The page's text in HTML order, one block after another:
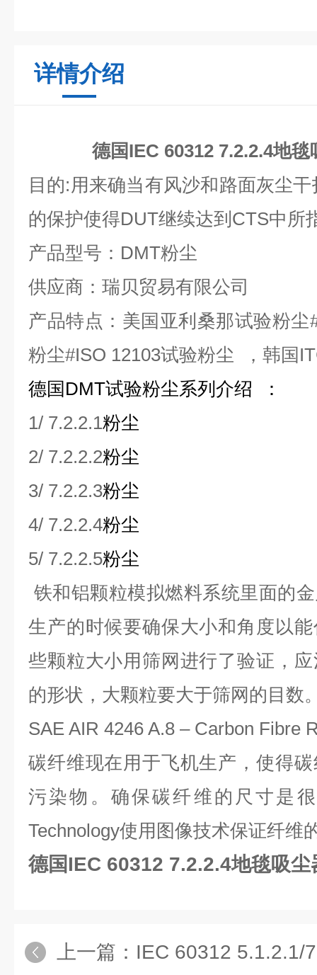
详情介绍
德国IEC 60312 7.2.2.4地
目的:用来确当有风沙和路面灰尘
的保护使得DUT继续达到CTS中所
产品型号：DMT粉尘
供应商：瑞贝贸易有限公司
产品特点：美国亚利桑那试验粉尘
粉尘#ISO 12103试验粉尘
，韩国
德国DMT试验粉尘系列介绍 ：
1/ 7.2.2.1粉尘
2/ 7.2.2.2粉尘
3/ 7.2.2.3粉尘
4/ 7.2.2.4粉尘
5/ 7.2.2.5粉尘
铁和铝颗粒模拟燃料系统里面的
生产的时候要确保大小和角度以
些颗粒大小用筛网进行了验证，
的形状，大颗粒要大于筛网的目数
SAE AIR 4246 A.8 – Carbon Fibre
碳纤维现在用于飞机生产，使得
污染物。确保碳纤维的尺寸是
Technology使用图像技术保证纤维
德国IEC 60312 7.2.2.4地毯吸尘
上一篇： IEC 60312 5.1.2.1/